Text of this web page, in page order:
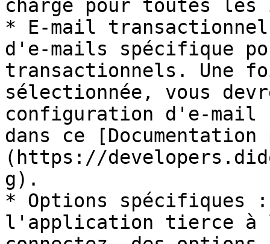
charge pour toutes
* E-mail
d'e-mails spécifique
transactionnels. Une
sélectionnée, vous
configuration d'e-mail
dans ce
(https://
g).
* Options spécifiques
l'application tierce à